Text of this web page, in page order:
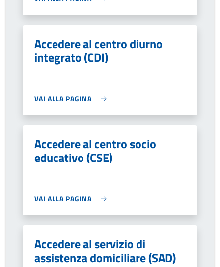
Accedere al centro diurno
integrato (CDI)
VAI ALLA PAGINA
Accedere al centro socio
educativo (CSE)
VAI ALLA PAGINA
Accedere al servizio di
assistenza domiciliare (SAD)